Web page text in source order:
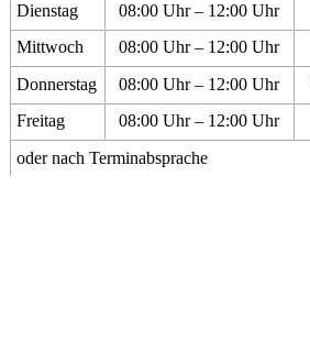
Dienstag
08:00 Uhr – 12:00 Uhr
Mittwoch
08:00 Uhr – 12:00 Uhr
Donnerstag
08:00 Uhr – 12:00 Uhr
Freitag
08:00 Uhr – 12:00 Uhr
oder nach Terminabsprache